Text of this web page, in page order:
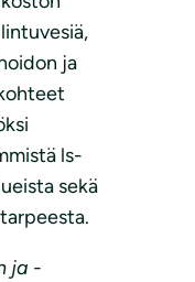
ja
ls-
sekä
ja -